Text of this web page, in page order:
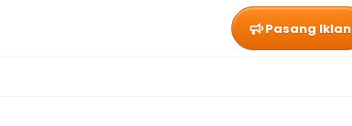
Pasang Iklan